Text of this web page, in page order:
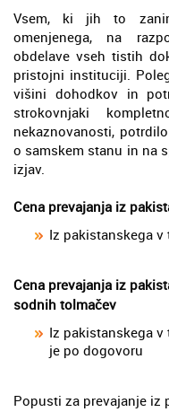
Vsem, ki jih to
omenjenega, na
obdelave vseh tistih
pristojni instituciji.
višini dohodkov in
strokovnjaki
nekaznovanosti,
o samskem stanu in na
izjav.
Cena prevajanja iz
Iz pakistanskega
Cena prevajanja iz
sodnih tolmačev
Iz pakistanskega
je po dogovoru
Popusti za prevajanje iz